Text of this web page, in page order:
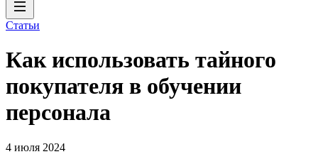
Статьи
Как использовать тайного
покупателя‎ в обучении
персонала
4 июля 2024